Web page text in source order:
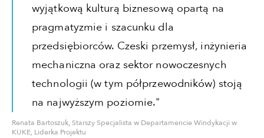
wyjątkową kulturą biznesową opartą na
pragmatyzmie i szacunku dla
przedsiębiorców. Czeski przemysł, inżynieria
mechaniczna oraz sektor nowoczesnych
technologii (w tym półprzewodników) stoją
na najwyższym poziomie."
Renata Bartoszuk, Starszy Specjalista w Departamencie Windykacji w
KUKE, Liderka Projektu